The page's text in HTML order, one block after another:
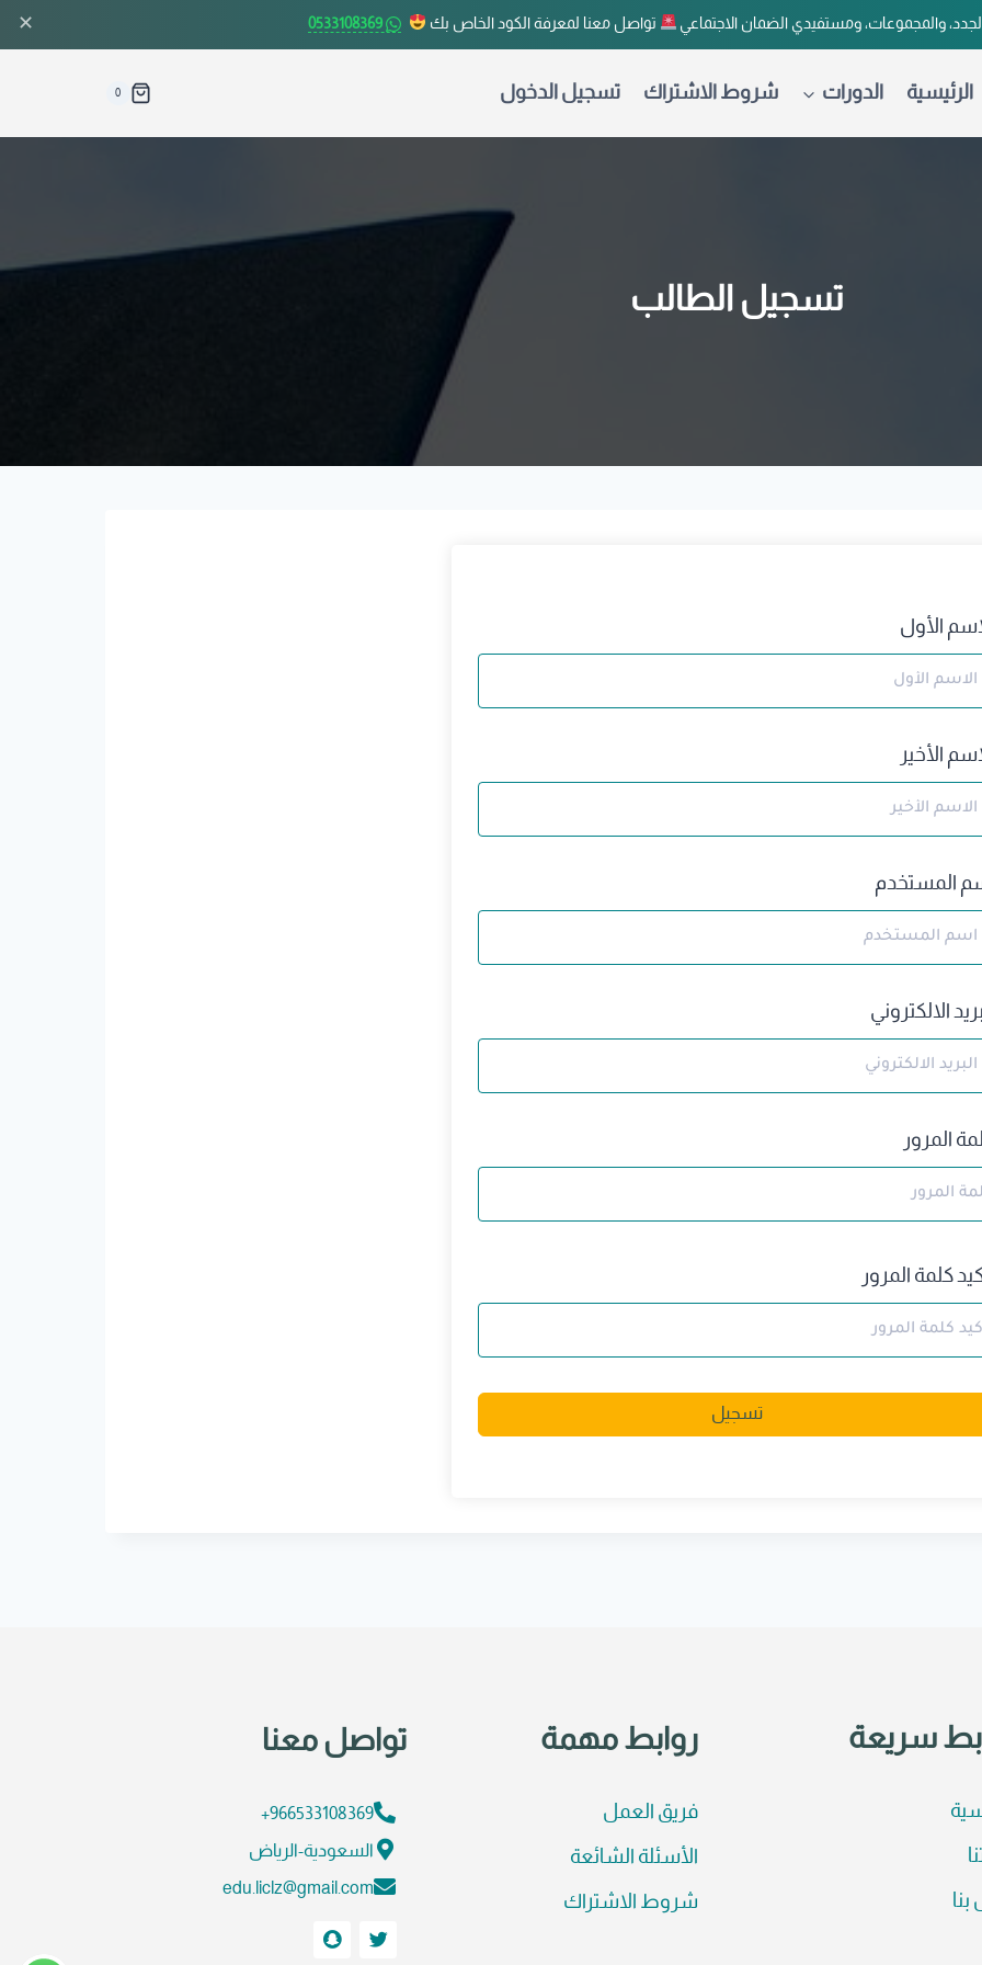
والمجموعات، ومستفيدي الضمان الاجتماعي تواصل معنا لمعرفة الكود الخاص بك 0533108369
✕
الرئيسية الدورات شروط الاشتراك تسجيل الدخول 0
تسجيل الطالب
الأول
الأخير
المستخدم
الالكتروني
المرور
كلمة المرور
تسجيل
سريعة
بنا
روابط مهمة
فريق العمل
الأسئلة الشائعة
شروط الاشتراك
تواصل معنا
966533108369+
السعودية-الرياض
edu.liclz@gmail.com